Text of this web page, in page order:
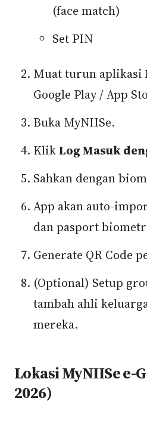
(face match)
Set PIN
Muat turun aplikasi
Google Play / App
Buka MyNIISe.
KlikLog Masuk
Sahkan dengan
App akan auto-
dan pasport
Generate QR Code
(Optional) Setup
tambah ahli
mereka.
Lokasi MyNIISe e-
2026)